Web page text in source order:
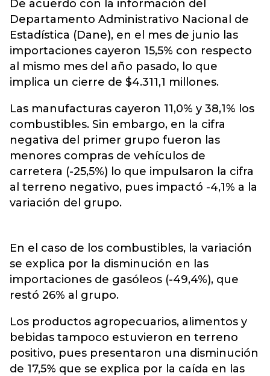
De acuerdo con la información del
Departamento Administrativo Nacional de
Estadística (Dane), en el mes de junio las
importaciones cayeron 15,5% con respecto
al mismo mes del año pasado, lo que
implica un cierre de $4.311,1 millones.
Las manufacturas cayeron 11,0% y 38,1% los
combustibles. Sin embargo, en la cifra
negativa del primer grupo fueron las
menores compras de vehículos de
carretera (-25,5%) lo que impulsaron la cifra
al terreno negativo, pues impactó -4,1% a la
variación del grupo.
En el caso de los combustibles, la variación
se explica por la disminución en las
importaciones de gasóleos (-49,4%), que
restó 26% al grupo.
Los productos agropecuarios, alimentos y
bebidas tampoco estuvieron en terreno
positivo, pues presentaron una disminución
de 17,5% que se explica por la caída en las